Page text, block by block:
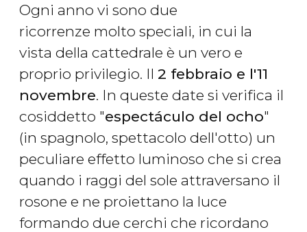
Ogni anno vi sono due
ricorrenze molto speciali, in cui la
vista della cattedrale è un vero e
proprio privilegio. Il 2 febbraio e l'11
novembre. In queste date si verifica il
cosiddetto "espectáculo del ocho"
(in spagnolo, spettacolo dell'otto) un
peculiare effetto luminoso che si crea
quando i raggi del sole attraversano il
rosone e ne proiettano la luce
formando due cerchi che ricordano